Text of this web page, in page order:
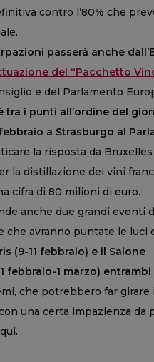
contro l’80% che
passerà anche
del “Pacchetto
e del Parlamento
tra i punti all’ordine del
a Strasburgo al
la risposta da
la distillazione dei vini
cifra di 80 milioni di euro.
anche due grandi eventi
che avranno puntate le luci
(9-11 febbraio) e il Salone
febbraio-1 marzo) entrambi
che potrebbero far girare
una certa impazienza da